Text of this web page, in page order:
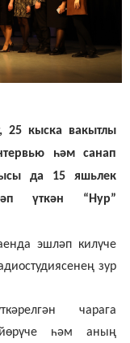
25 кыска вакытлы
һәм санап
да 15 яшьлек
үткән “Нур”
эшләп килүче
студиясенеңзур
чарага
йөрүче һәм аның